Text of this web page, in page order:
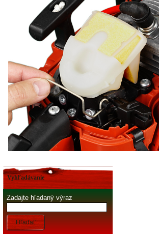
Vyhľadávanie
Zadajte hľadaný výraz
Hľadať